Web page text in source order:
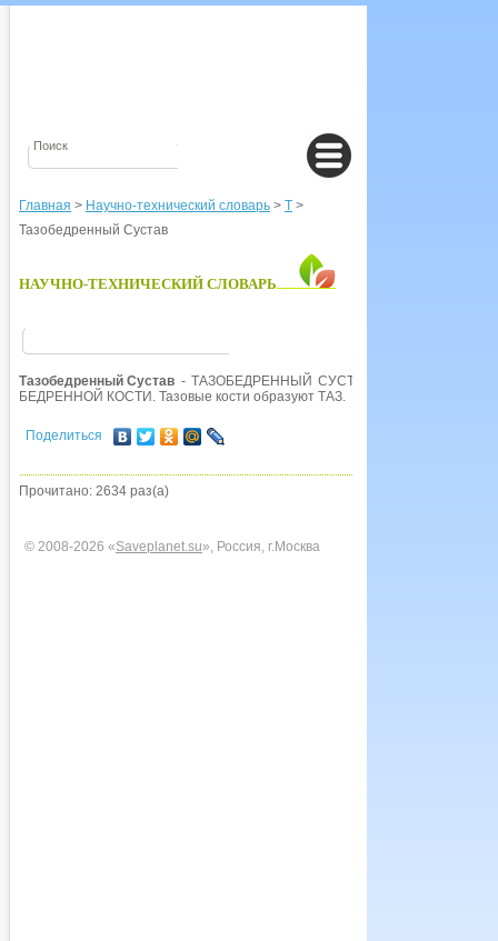
Главная > Научно-технический словарь > Т >
Тазобедренный Сустав
НАУЧНО-ТЕХНИЧЕСКИЙ СЛОВАРЬ
Тазобедренный Сустав - ТАЗОБЕДРЕННЫЙ СУСТАВ, сочленение между
БЕДРЕННОЙ КОСТИ. Тазовые кости образуют ТАЗ.
Поделиться
Прочитано: 2634 раз(а)
© 2008-2026 «Saveplanet.su», Россия, г.Москва